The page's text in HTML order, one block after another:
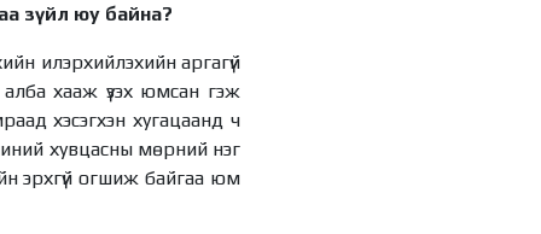
зүйл юу байна?
илэрхийлэхийн аргагүй
хааж үзэх юмсан гэж
хэсэгхэн хугацаанд ч
хувцасны мөрний нэг
эрхгүй огшиж байгаа юм
сарын 14-нөөс
ажиллуулж эхэлнэ
2 өдрийн өмнө
Н.Номтойбаяр:
Аймгуудад тулгамдаж
буй асуудлуудыг